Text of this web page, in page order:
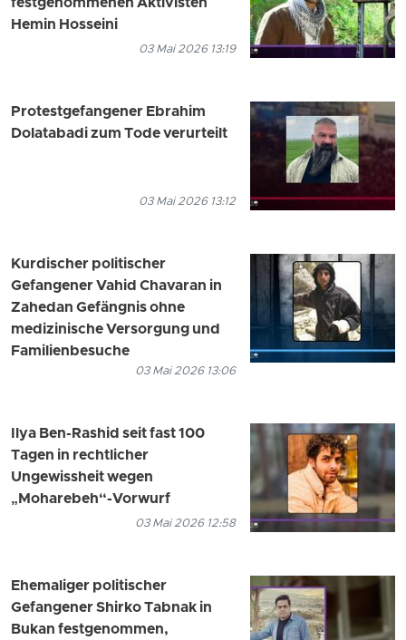
Hemin Hosseini
03 Mai 2026 13:19
Protestgefangener Ebrahim
Dolatabadi zum Tode verurteilt
03 Mai 2026 13:12
Kurdischer politischer
Gefangener Vahid Chavaran in
Zahedan Gefängnis ohne
medizinische Versorgung und
Familienbesuche
03 Mai 2026 13:06
Ilya Ben-Rashid seit fast 100
Tagen in rechtlicher
Ungewissheit wegen
„Moharebeh“-Vorwurf
03 Mai 2026 12:58
Ehemaliger politischer
Gefangener Shirko Tabnak in
Bukan festgenommen,